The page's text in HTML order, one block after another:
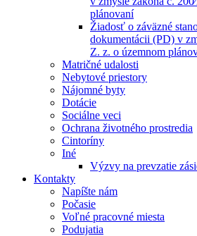
plánovaní
Žiadosť o záväzné
dokumentácii (PD) v
Z. z. o územnom
Matričné udalosti
Nebytové priestory
Nájomné byty
Dotácie
Sociálne veci
Ochrana životného prostredia
Cintoríny
Iné
Výzvy na prevzatie
Kontakty
Napíšte nám
Počasie
Voľné pracovné miesta
Podujatia